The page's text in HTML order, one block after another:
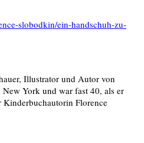
slobodkin/ein-handschuh-zu-
Illustrator und Autor von
York und war fast 40, als er
Kinderbuchautorin Florence